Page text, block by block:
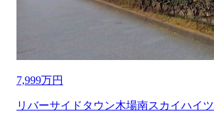
7,999万円
リバーサイドタウン木場南スカイハイツ